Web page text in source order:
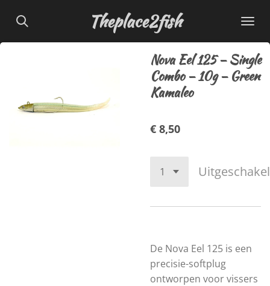
direct
naar
Theplace2fish
Nova Eel 125 – Single
Combo – 10g – Green
Kamaleo
€ 8,50
De Nova Eel 125 is een
precisie-softplug
ontworpen voor vissers